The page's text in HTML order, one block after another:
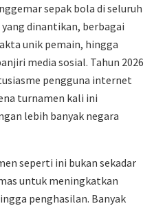
sepak bola di seluruh
dinantikan, berbagai
unik pemain, hingga
media sosial. Tahun 2026
pengguna internet
turnamen kali ini
lebih banyak negara
seperti ini bukan sekadar
untuk meningkatkan
penghasilan. Banyak